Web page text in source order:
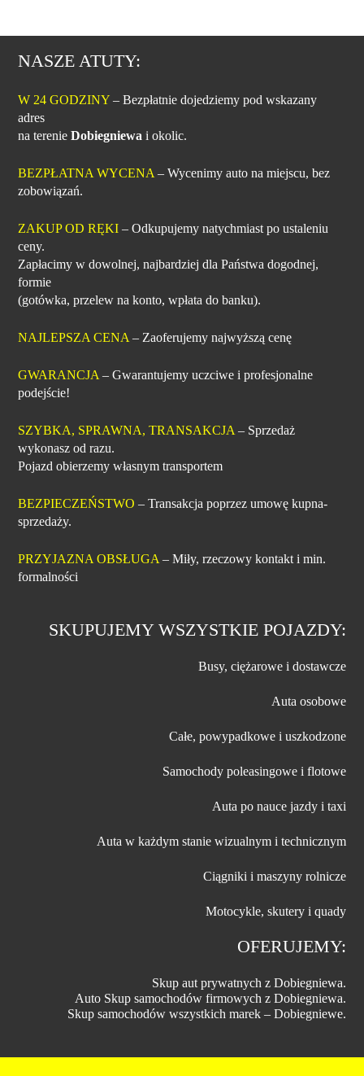
NASZE ATUTY:
W 24 GODZINY – Bezpłatnie dojedziemy pod wskazany
adres
na terenie Dobiegniewai okolic.
BEZPŁATNA WYCENA – Wycenimy auto na miejscu, bez
zobowiązań.
ZAKUP OD RĘKI – Odkupujemy natychmiast po ustaleniu
ceny.
Zapłacimy w dowolnej, najbardziej dla Państwa dogodnej,
formie
(gotówka, przelew na konto, wpłata do banku).
NAJLEPSZA CENA – Zaoferujemy najwyższą cenę
GWARANCJA – Gwarantujemy uczciwe i profesjonalne
podejście!
SZYBKA, SPRAWNA, TRANSAKCJA – Sprzedaż
wykonasz od razu.
Pojazd obierzemy własnym transportem
BEZPIECZEŃSTWO – Transakcja poprzez umowę kupna-
sprzedaży.
PRZYJAZNA OBSŁUGA – Miły, rzeczowy kontakt i min.
formalności
SKUPUJEMY WSZYSTKIE POJAZDY:
Busy, ciężarowe i dostawcze
Auta osobowe
Całe, powypadkowe i uszkodzone
Samochody poleasingowe i flotowe
Auta po nauce jazdy i taxi
Auta w każdym stanie wizualnym i technicznym
Ciągniki i maszyny rolnicze
Motocykle, skutery i quady
OFERUJEMY:
Skup aut prywatnych z Dobiegniewa.
Auto Skup samochodów firmowych z Dobiegniewa.
Skup samochodów wszystkich marek – Dobiegniewe.